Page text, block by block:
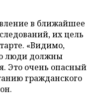
в ближайшее
их цель
«Видимо,
люди должны
Это очень опасный
гражданского